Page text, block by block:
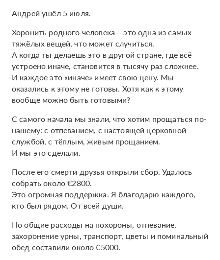
Андрей ушёл 5 июля.
Хоронить родного человека – это одна из самых
тяжёлых вещей, что может случиться.
А когда ты делаешь это в другой стране, где всё
устроено иначе, становится в тысячу раз сложнее.
И каждое это «иначе» имеет свою цену. Мы
оказались к этому не готовы. Хотя как к этому
вообще можно быть готовыми?
С самого начала мы знали, что хотим прощаться по-
нашему: с отпеванием, с настоящей церковной
службой, с тёплым, живым прощанием.
И мы это сделали.
После его смерти друзья открыли сбор. Удалось
собрать около €2800.
Это огромная поддержка. Я благодарю каждого,
кто был рядом. От всей души.
Но общие расходы на похороны, отпевание,
захоронение урны, транспорт, цветы и поминальный
обед составили около €5000.